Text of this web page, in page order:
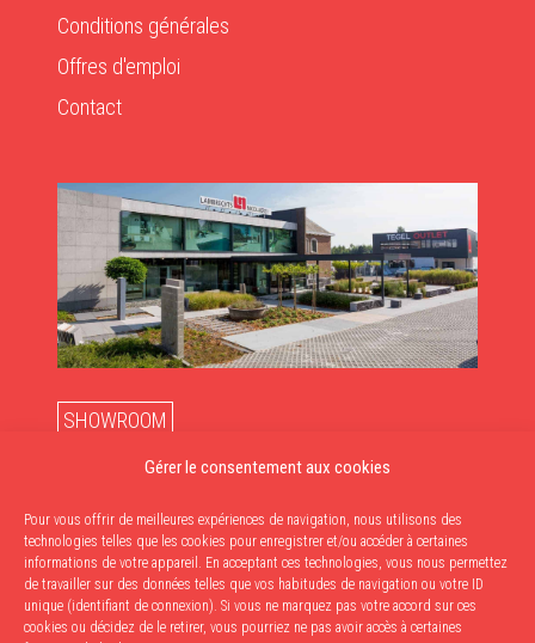
Gérer le consentement aux cookies
Pour vous offrir de meilleures expériences de navigation, nous utilisons des
technologies telles que les cookies pour enregistrer et/ou accéder à certaines
informations de votre appareil. En acceptant ces technologies, vous nous permettez
de travailler sur des données telles que vos habitudes de navigation ou votre ID
unique (identifiant de connexion). Si vous ne marquez pas votre accord sur ces
cookies ou décidez de le retirer, vous pourriez ne pas avoir accès à certaines
Conditions générales
Offres d'emploi
Contact
SHOWROOM
du lundi au vendredi : de 10 h à 12 h et de 13 h à 18 h
ENLÈVEMENTS
Du mardi au vendredi: de 9h à 12h & de 13h à 17h30
Le samedi: de 9h à 12h